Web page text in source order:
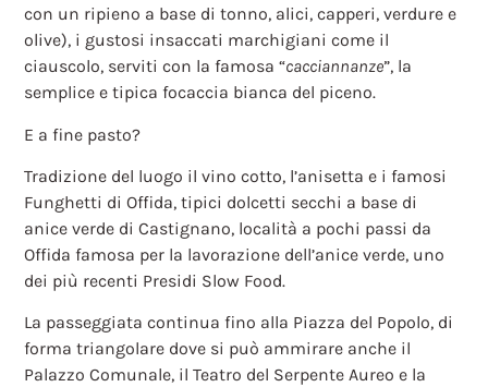
con un ripieno a base di tonno, alici, capperi, verdure e
olive), i gustosi insaccati marchigiani come il
ciauscolo, serviti con la famosa “cacciannanze”, la
semplice e tipica focaccia bianca del piceno.
E a fine pasto?
Tradizione del luogo il vino cotto, l’anisetta e i famosi
Funghetti di Offida, tipici dolcetti secchi a base di
anice verde di Castignano, località a pochi passi da
Offida famosa per la lavorazione dell’anice verde, uno
dei più recenti Presidi Slow Food.
La passeggiata continua fino alla Piazza del Popolo, di
forma triangolare dove si può ammirare anche il
Palazzo Comunale, il Teatro del Serpente Aureo e la